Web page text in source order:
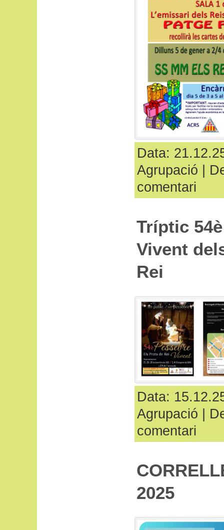
Data:
Agrupació
comentari
Tríptic
Vivent
Rei
Data:
Agrupació
comentari
2025